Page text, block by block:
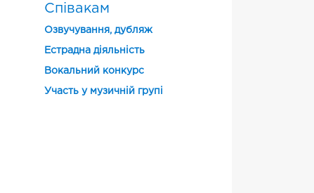
Співакам
Озвучування, дубляж
Естрадна діяльність
Вокальний конкурс
Участь у музичній групі